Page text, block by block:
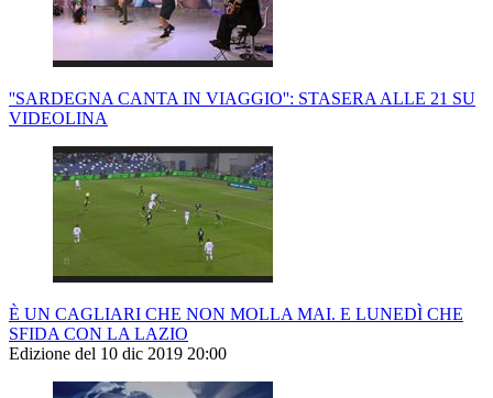
''SARDEGNA CANTA IN VIAGGIO'': STASERA ALLE 21 SU
VIDEOLINA
È UN CAGLIARI CHE NON MOLLA MAI. E LUNEDÌ CHE
SFIDA CON LA LAZIO
Edizione del 10 dic 2019 20:00